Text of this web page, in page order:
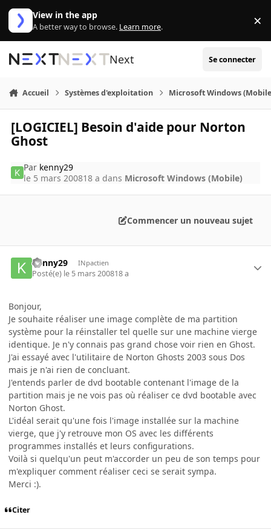
Aller au contenu
View in the app
A better way to browse. Learn more. ×
Next Se connecter
Accueil Systèmes d'exploitation Microsoft Windows
[LOGICIEL] Besoin d'aide pour Norton
Ghost
Par kenny29
le 5 mars 200818 a dans Microsoft Windows (Mobile)
Commencer un nouveau sujet
kenny29 INpactien
Posté(e) le 5 mars 200818 a
Bonjour,
Je souhaite réaliser une image complète de ma partition
système pour la réinstaller tel quelle sur une machine vierge
identique. Je n'y connais pas grand chose voir rien en Ghost.
J'ai essayé avec l'utilitaire de Norton Ghosts 2003 sous Dos
mais je n'ai rien de concluant.
J'entends parler de dvd bootable contenant l'image de la
partition mais je ne vois pas où réaliser ce dvd bootable avec
Norton Ghost.
L'idéal serait qu'une fois l'image installée sur la machine
vierge, que j'y retrouve mon OS avec les différents
programmes installés et leurs configurations.
Voilà si quelqu'un peut m'accorder un peu de son temps pour
m'expliquer comment réaliser ceci se serait sympa.
Merci :).
Citer